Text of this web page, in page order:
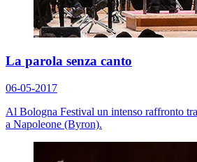
La parola senza canto
06-05-2017
Al Bologna Festival un intenso raffronto
a Napoleone (Byron).